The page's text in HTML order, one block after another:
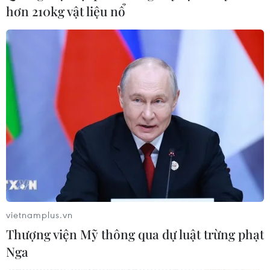
Việt Nam khẳng định vị thế tại triển
lãm thương mại quốc tế của Ấn Độ
07/08/2026 23:08
Xây dựng và phát triển Việt Nam trở
thành quốc gia biển mạnh
07/08/2026 22:30
Ngân hàng Trung ương Trung Quốc
mua thêm 20 tấn vàng trong tháng 7
07/08/2026 15:21
hơn 210kg vật liệu nổ
vietnamplus.vn
Thượng viện Mỹ thông qua dự luật trừng phạt
Nga